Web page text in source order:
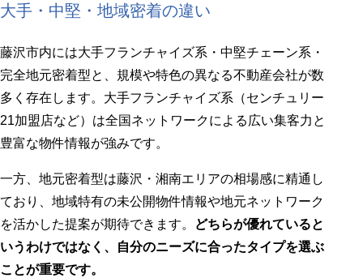
大手・中堅・地域密着の違い
藤沢市内には大手フランチャイズ系・中堅チェーン系・
完全地元密着型と、規模や特色の異なる不動産会社が数
多く存在します。大手フランチャイズ系（センチュリー
21加盟店など）は全国ネットワークによる広い集客力と
豊富な物件情報が強みです。
一方、地元密着型は藤沢・湘南エリアの相場感に精通し
ており、地域特有の未公開物件情報や地元ネットワーク
を活かした提案が期待できます。
どちらが優れていると
いうわけではなく、自分のニーズに合ったタイプを選ぶ
ことが重要です。